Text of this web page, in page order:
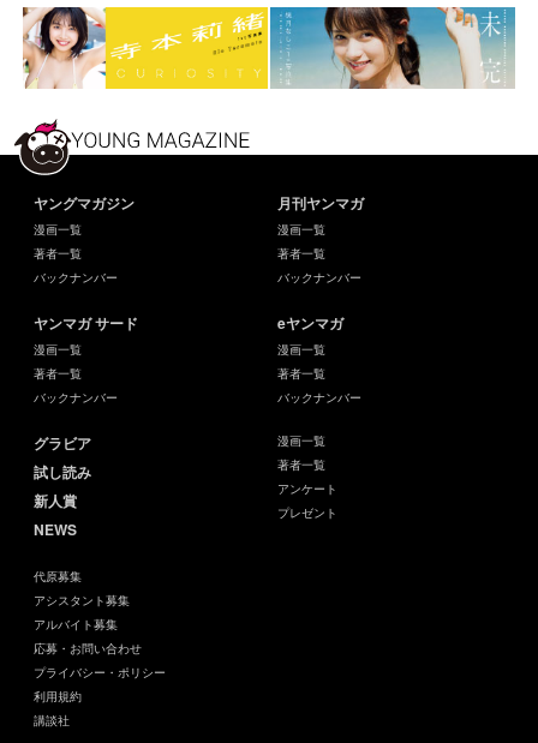
ヤングマガジン
漫画一覧
著者一覧
バックナンバー
月刊ヤンマガ
漫画一覧
著者一覧
バックナンバー
ヤンマガ サード
漫画一覧
著者一覧
バックナンバー
eヤンマガ
漫画一覧
著者一覧
バックナンバー
グラビア
試し読み
新人賞
NEWS
漫画一覧
著者一覧
アンケート
プレゼント
代原募集
アシスタント募集
アルバイト募集
応募・お問い合わせ
プライバシー・ポリシー
利用規約
講談社